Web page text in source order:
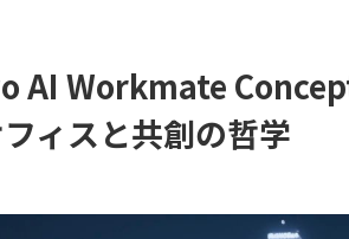
AI Workmate
ィスと共創の哲学